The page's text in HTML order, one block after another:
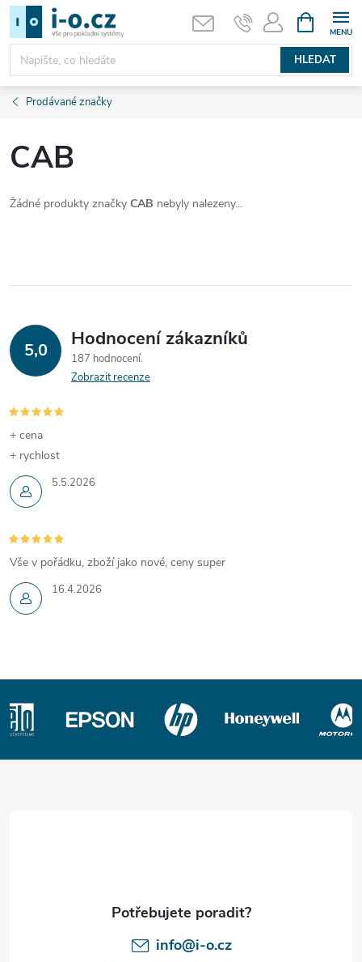
Přejít
obsah
HLEDAT
NÁKUPNÍ
KOŠÍK
Prodávané značky
CAB
Žádné produkty značky CAB nebyly nalezeny...
5,0 Hodnocení zákazníků
187 hodnocení
Zobrazit recenze
5.5.2026
+ cena
+ rychlost
16.4.2026
Vše v pořádku, zboží jako nové, ceny super
Z
info@i-o.cz